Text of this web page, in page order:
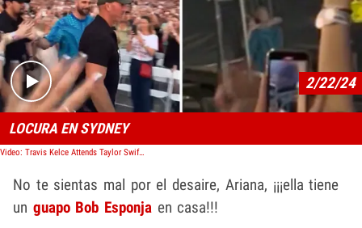
Play video content
2/22/24
LOCURA EN SYDNEY
Video: Travis Kelce Attends Taylor Swift's Sydney Concert, Kiss After Show
No te sientas mal por el desaire, Ariana, ¡¡¡ella tiene
un guapo Bob Esponja en casa!!!